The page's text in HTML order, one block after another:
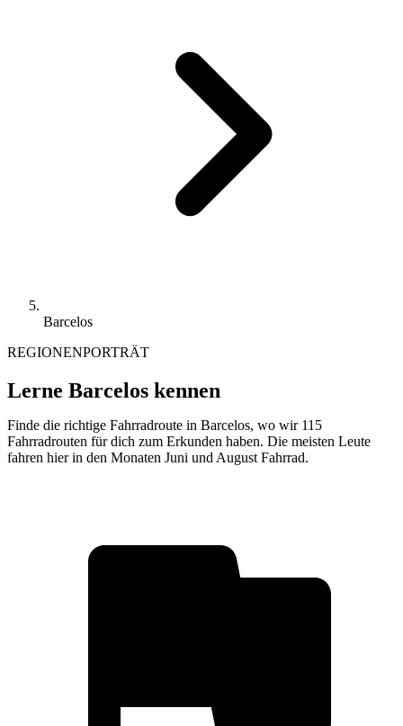
Barcelos
REGIONENPORTRÄT
Lerne Barcelos kennen
Finde die richtige Fahrradroute in Barcelos, wo wir 115
Fahrradrouten für dich zum Erkunden haben. Die meisten Leute
fahren hier in den Monaten Juni und August Fahrrad.